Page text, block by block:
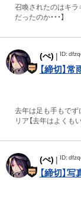
召喚されたのはキラ
だったのか・・・】
(ぺ) | ID:
【締切】
去年は足も手もでず
リア【去年はよく
(ぺ) | ID:
【締切】